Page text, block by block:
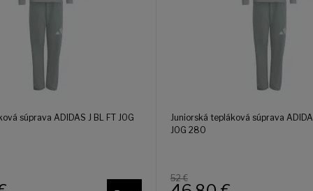
súprava ADIDAS J BL FT JOG
Juniorská tepláková súprava
JOG 280
52 €